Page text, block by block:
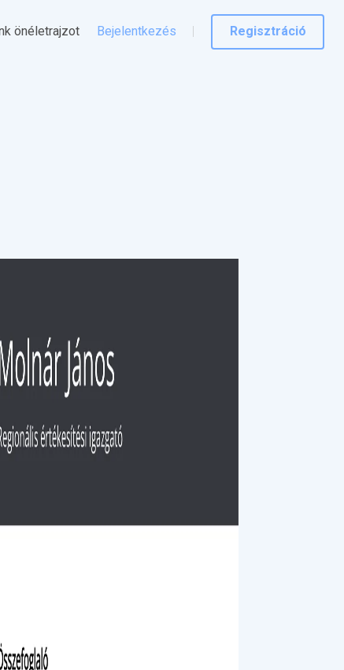
önéletrajzot Bejelentkezés Regisztráció